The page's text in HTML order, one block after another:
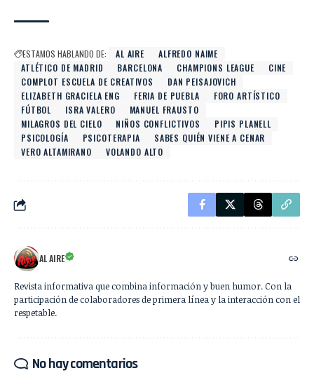
ESTAMOS HABLANDO DE: AL AIRE
ALFREDO NAIME
ATLÉTICO DE MADRID
BARCELONA CHAMPIONS LEAGUE
CINE
COMPLOT ESCUELA DE CREATIVOS
DAN PEISAJOVICH
ELIZABETH GRACIELA ENG
FERIA DE PUEBLA
FORO ARTÍSTICO
FÚTBOL
ISRA VALERO
MANUEL FRAUSTO
MILAGROS DEL CIELO
NIÑOS CONFLICTIVOS
PIPIS PLANELL
PSICOLOGÍA
PSICOTERAPIA
SABES QUIÉN VIENE A CENAR
VERO ALTAMIRANO
VOLANDO ALTO
AL AIRE
Revista informativa que combina información y buen humor. Con la
participación de colaboradores de primera línea y la interacción con el
respetable.
No hay comentarios